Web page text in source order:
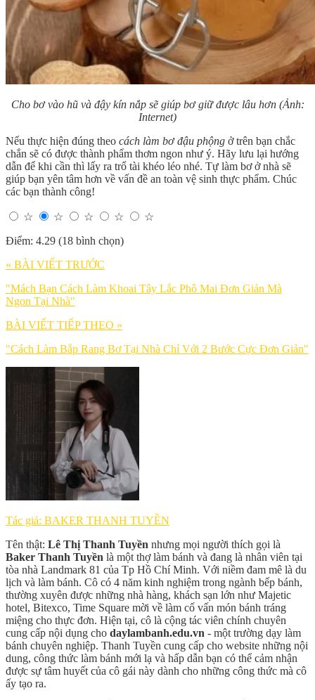
Cho bơ vào hũ và đậy kín nắp sẽ giúp bơ giữ được lâu hơn (Ảnh:
Internet)
Nếu thực hiện đúng theo cách làm bơ đậu phộng ở trên bạn chắc
chắn sẽ có được thành phẩm thơm ngon như ý. Hãy lưu lại hướng
dẫn để khi cần thì lấy ra trổ tài khéo léo nhé. Tự làm bơ ở nhà sẽ
giúp bạn yên tâm hơn về vấn đề an toàn vệ sinh thực phẩm. Chúc
các bạn thành công!
☆ ☆ ☆ ☆
☆
Điểm: 4.29 (18 bình chọn)
« BÀI VIẾT TRƯỚC
"Mách Bạn Cách Làm Khoai Tây Lắc Phô Mai Đơn Giản Mà
Ngon Tại Nhà"
BÀI VIẾT TIẾP THEO »
"Cách Làm Bắp Rang Bơ Tại Nhà Chỉ Với 2 Bước Cực Đơn Giản"
Tác giả: BAKER THANH TUYỀN
Tên thật: Lê Thị Thanh Tuyền nhưng mọi người thích gọi là
Baker Thanh Tuyền là một thợ làm bánh và đang là nhân viên tại
tòa nhà Landmark 81 của Tp Hồ Chí Minh. Với niềm đam mê là du
lịch và làm bánh. Cô có 4 năm kinh nghiệm trong ngành bếp bánh,
thường xuyên được những nhà hàng, khách sạn lớn như Majetic
hotel, Bitexco, Time Square mời về làm cố vấn món bánh tráng
miệng cho thực đơn. Hiện tại, cô là cộng tác viên chính chuyên
cung cấp nội dụng cho daylambanh.edu.vn - một trường dạy làm
bánh chuyên nghiệp. Thanh Tuyền cung cấp cho website những nội
dung, công thức làm bánh mới lạ và hấp dẫn bạn có thể cảm nhận
được sự tâm huyết của cô gái này dành cho những công thức mà cô
ấy tạo ra.